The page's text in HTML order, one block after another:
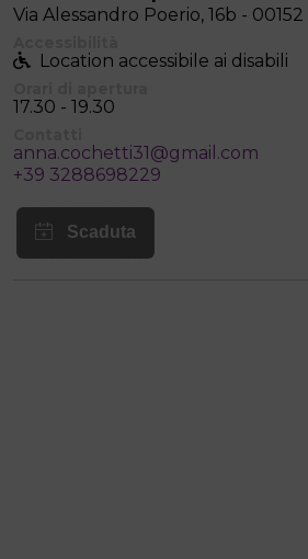
Via Alessandro Poerio, 16b -
Location accessibile ai disabili
17.30 - 19.30
anna.cochetti31@gmail.com
+39 3288698229